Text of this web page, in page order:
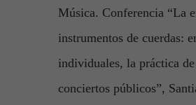
Música. Conferencia “La
instrumentos de cuerdas:
individuales, la práctica
conciertos públicos”,